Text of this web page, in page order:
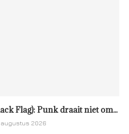
Flag): Punk draait niet om...
augustus 2026